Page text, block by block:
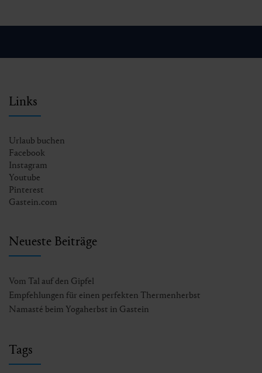
Links
Urlaub buchen
Facebook
Instagram
Youtube
Pinterest
Gastein.com
Neueste Beiträge
Vom Tal auf den Gipfel
Empfehlungen für einen perfekten Thermenherbst
Namasté beim Yogaherbst in Gastein
Tags